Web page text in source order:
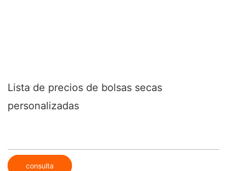
Lista de precios de bolsas secas
personalizadas
consulta